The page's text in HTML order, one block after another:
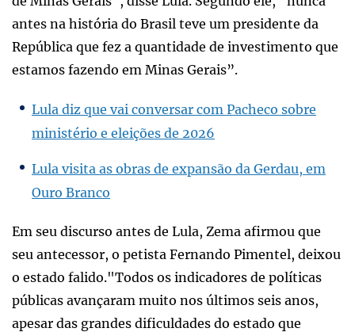
antes na história do Brasil teve um presidente da
República que fez a quantidade de investimento que
estamos fazendo em Minas Gerais”.
Lula diz que vai conversar com Pacheco sobre
ministério e eleições de 2026
Lula visita as obras de expansão da Gerdau, em
Ouro Branco
Em seu discurso antes de Lula, Zema afirmou que
seu antecessor, o petista Fernando Pimentel, deixou
o estado falido."Todos os indicadores de políticas
públicas avançaram muito nos últimos seis anos,
apesar das grandes dificuldades do estado que